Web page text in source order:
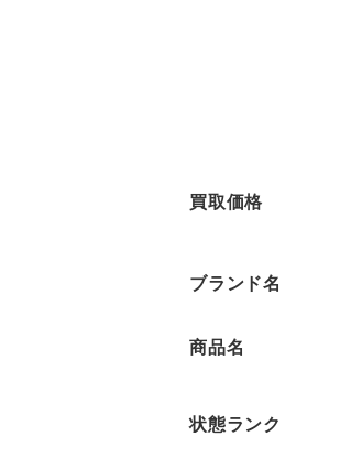
買取価格
ブランド名
商品名
状態ランク